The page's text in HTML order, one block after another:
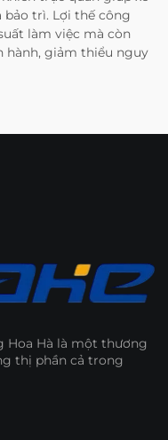
bảo trì. Lợi thế công
làm việc mà còn
hành, giảm thiểu nguy
Hoa Hà là một thương
thị phần cả trong